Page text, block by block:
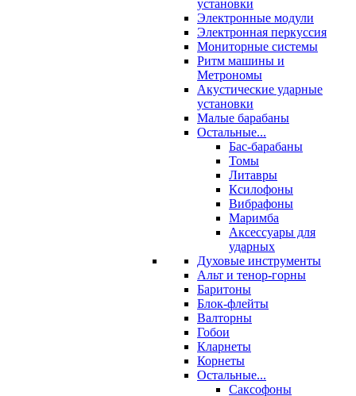
установки
Электронные модули
Электронная перкуссия
Мониторные системы
Ритм машины и
Метрономы
Акустические ударные
установки
Малые барабаны
Остальные...
Бас-барабаны
Томы
Литавры
Ксилофоны
Вибрафоны
Маримба
Аксессуары для
ударных
Духовые инструменты
Альт и тенор-горны
Баритоны
Блок-флейты
Валторны
Гобои
Кларнеты
Корнеты
Остальные...
Саксофоны